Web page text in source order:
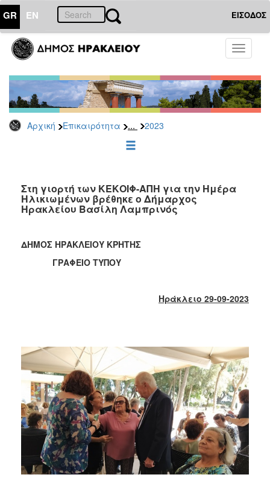
GR EN ΕΙΣΟΔΟΣ
Toggle
Αρχική Επικαιρότητα ... 2023
ΕΠΙΚΑΙΡΟΤΗΤΑ
Τύπου
Αρχείο
2026
2025
2022
2021
2019
2018
2012
2011
2010
2006
ΔΗΜΟΤΗΣ
Στη γιορτή των ΚΕΚΟΙΦ-ΑΠΗ για την Ημέρα
Ηλικιωμένων βρέθηκε ο Δήμαρχος
Ηρακλείου Βασίλη Λαμπρινός
ΔΗΜΟΣ ΗΡΑΚΛΕΙΟΥ ΚΡΗΤΗΣ
ΓΡΑΦΕΙΟ ΤΥΠΟΥ
Ηράκλειο 29-09-2023